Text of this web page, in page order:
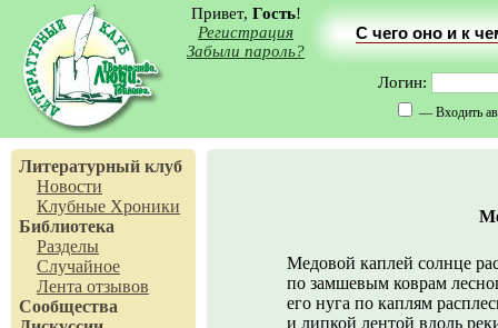
Привет, Гость!
Регистрация
Забыли пароль?
С чего оно и к
Логин:
— Входить
Литературный клуб
Новости
Клубные Хроники
Библиотека
Разделы
Случайное
Лента отзывов
Сообщества
Медовой каплей солнце
по замшевым коврам
его нуга по каплям
и липкой лентой вдоль